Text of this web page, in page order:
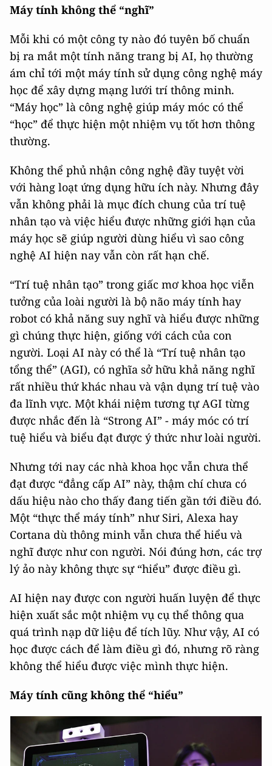
Máy tính không thể “nghĩ”
Mỗi khi có một công ty nào đó tuyên bố chuẩn
bị ra mắt một tính năng trang bị AI, họ thường
ám chỉ tới một máy tính sử dụng công nghệ máy
học để xây dựng mạng lưới trí thông minh.
“Máy học” là công nghệ giúp máy móc có thể
“học” để thực hiện một nhiệm vụ tốt hơn thông
thường.
Không thể phủ nhận công nghệ đầy tuyệt vời
với hàng loạt ứng dụng hữu ích này. Nhưng đây
vẫn không phải là mục đích chung của trí tuệ
nhân tạo và việc hiểu được những giới hạn của
máy học sẽ giúp người dùng hiểu vì sao công
nghệ AI hiện nay vẫn còn rất hạn chế.
“Trí tuệ nhân tạo” trong giấc mơ khoa học viễn
tưởng của loài người là bộ não máy tính hay
robot có khả năng suy nghĩ và hiểu được những
gì chúng thực hiện, giống với cách của con
người. Loại AI này có thể là “Trí tuệ nhân tạo
tổng thể” (AGI), có nghĩa sở hữu khả năng nghĩ
rất nhiều thứ khác nhau và vận dụng trí tuệ vào
đa lĩnh vực. Một khái niệm tương tự AGI từng
được nhắc đến là “Strong AI” - máy móc có trí
tuệ hiểu và biểu đạt được ý thức như loài người.
Nhưng tới nay các nhà khoa học vẫn chưa thể
đạt được “đẳng cấp AI” này, thậm chí chưa có
dấu hiệu nào cho thấy đang tiến gần tới điều đó.
Một “thực thể máy tính” như Siri, Alexa hay
Cortana dù thông minh vẫn chưa thể hiểu và
nghĩ được như con người. Nói đúng hơn, các trợ
lý ảo này không thực sự “hiểu” được điều gì.
AI hiện nay được con người huấn luyện để thực
hiện xuất sắc một nhiệm vụ cụ thể thông qua
quá trình nạp dữ liệu để tích lũy. Như vậy, AI có
học được cách để làm điều gì đó, nhưng rõ ràng
không thể hiểu được việc mình thực hiện.
Máy tính cũng không thể “hiểu”